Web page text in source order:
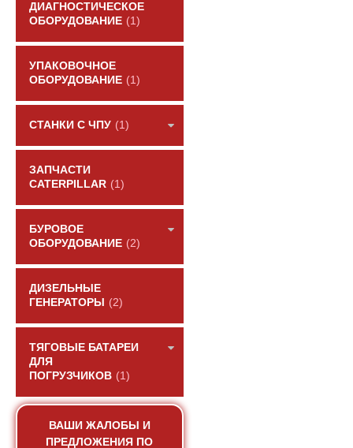
ДИАГНОСТИЧЕСКОЕ
ОБОРУДОВАНИЕ (1)
УПАКОВОЧНОЕ
ОБОРУДОВАНИЕ (1)
СТАНКИ С ЧПУ (1)
ЗАПЧАСТИ
CATERPILLAR (1)
БУРОВОЕ
ОБОРУДОВАНИЕ (2)
ДИЗЕЛЬНЫЕ
ГЕНЕРАТОРЫ
(2)
ТЯГОВЫЕ БАТАРЕИ
ДЛЯ
ПОГРУЗЧИКОВ (1)
ВАШИ ЖАЛОБЫ И
ПРЕДЛОЖЕНИЯ ПО